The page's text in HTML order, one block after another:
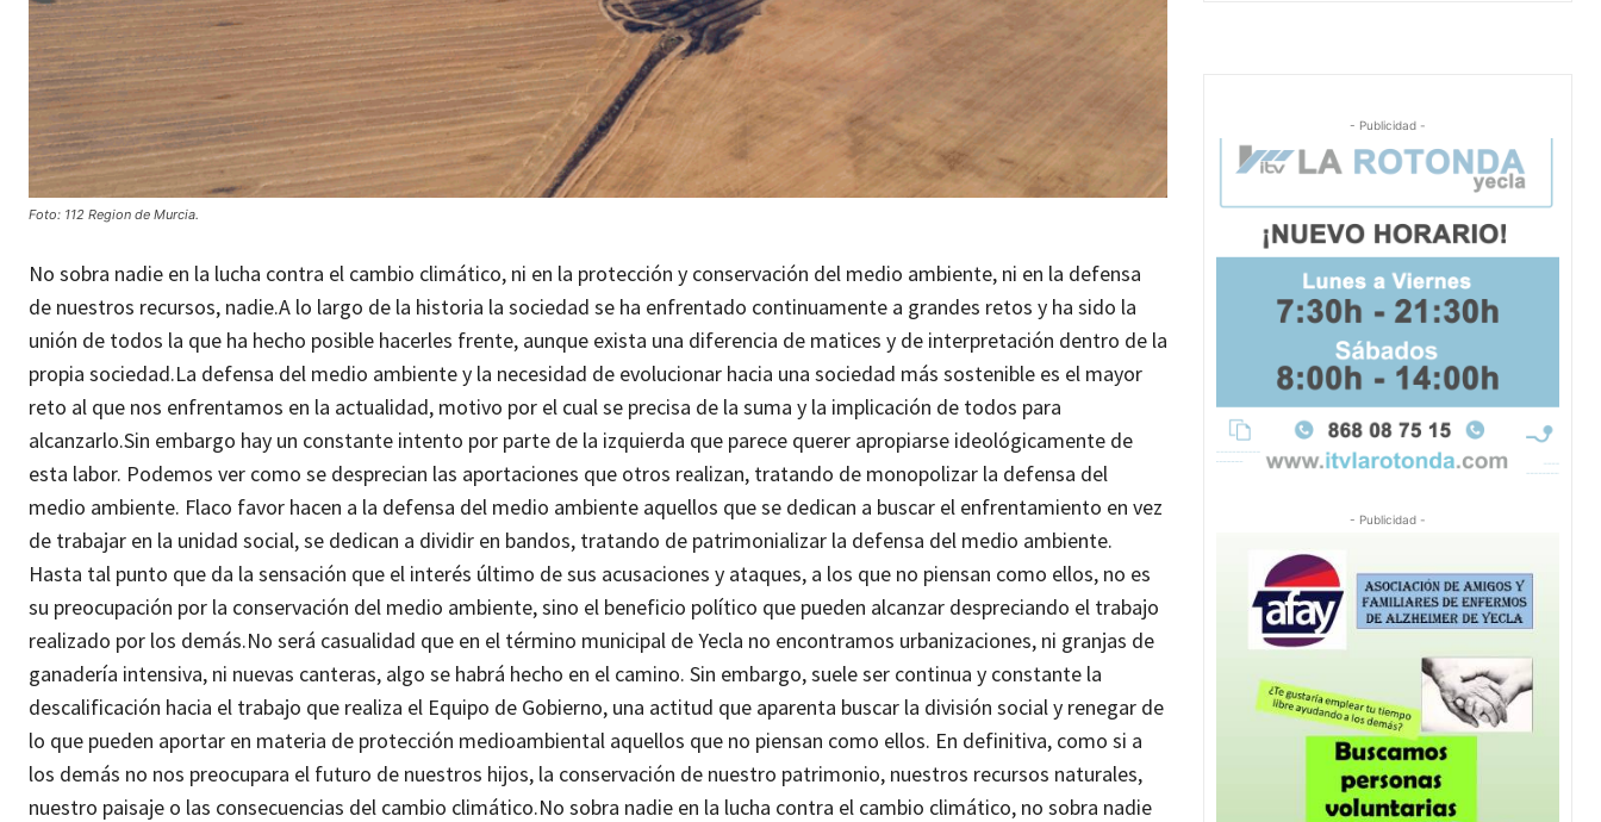
Foto: 112 Region de Murcia.
No sobra nadie en la lucha contra el cambio climático, ni en la protección y conservación del medio ambiente, ni en la defensa
de nuestros recursos, nadie.A lo largo de la historia la sociedad se ha enfrentado continuamente a grandes retos y ha sido la
unión de todos la que ha hecho posible hacerles frente, aunque exista una diferencia de matices y de interpretación dentro de la
propia sociedad.La defensa del medio ambiente y la necesidad de evolucionar hacia una sociedad más sostenible es el mayor
reto al que nos enfrentamos en la actualidad, motivo por el cual se precisa de la suma y la implicación de todos para
alcanzarlo.Sin embargo hay un constante intento por parte de la izquierda que parece querer apropiarse ideológicamente de
esta labor. Podemos ver como se desprecian las aportaciones que otros realizan, tratando de monopolizar la defensa del
medio ambiente. Flaco favor hacen a la defensa del medio ambiente aquellos que se dedican a buscar el enfrentamiento en vez
de trabajar en la unidad social, se dedican a dividir en bandos, tratando de patrimonializar la defensa del medio ambiente.
Hasta tal punto que da la sensación que el interés último de sus acusaciones y ataques, a los que no piensan como ellos, no es
su preocupación por la conservación del medio ambiente, sino el beneficio político que pueden alcanzar despreciando el trabajo
realizado por los demás.No será casualidad que en el término municipal de Yecla no encontramos urbanizaciones, ni granjas de
ganadería intensiva, ni nuevas canteras, algo se habrá hecho en el camino. Sin embargo, suele ser continua y constante la
descalificación hacia el trabajo que realiza el Equipo de Gobierno, una actitud que aparenta buscar la división social y renegar de
lo que pueden aportar en materia de protección medioambiental aquellos que no piensan como ellos. En definitiva, como si a
los demás no nos preocupara el futuro de nuestros hijos, la conservación de nuestro patrimonio, nuestros recursos naturales,
nuestro paisaje o las consecuencias del cambio climático.No sobra nadie en la lucha contra el cambio climático, no sobra nadie
- Publicidad -
- Publicidad -